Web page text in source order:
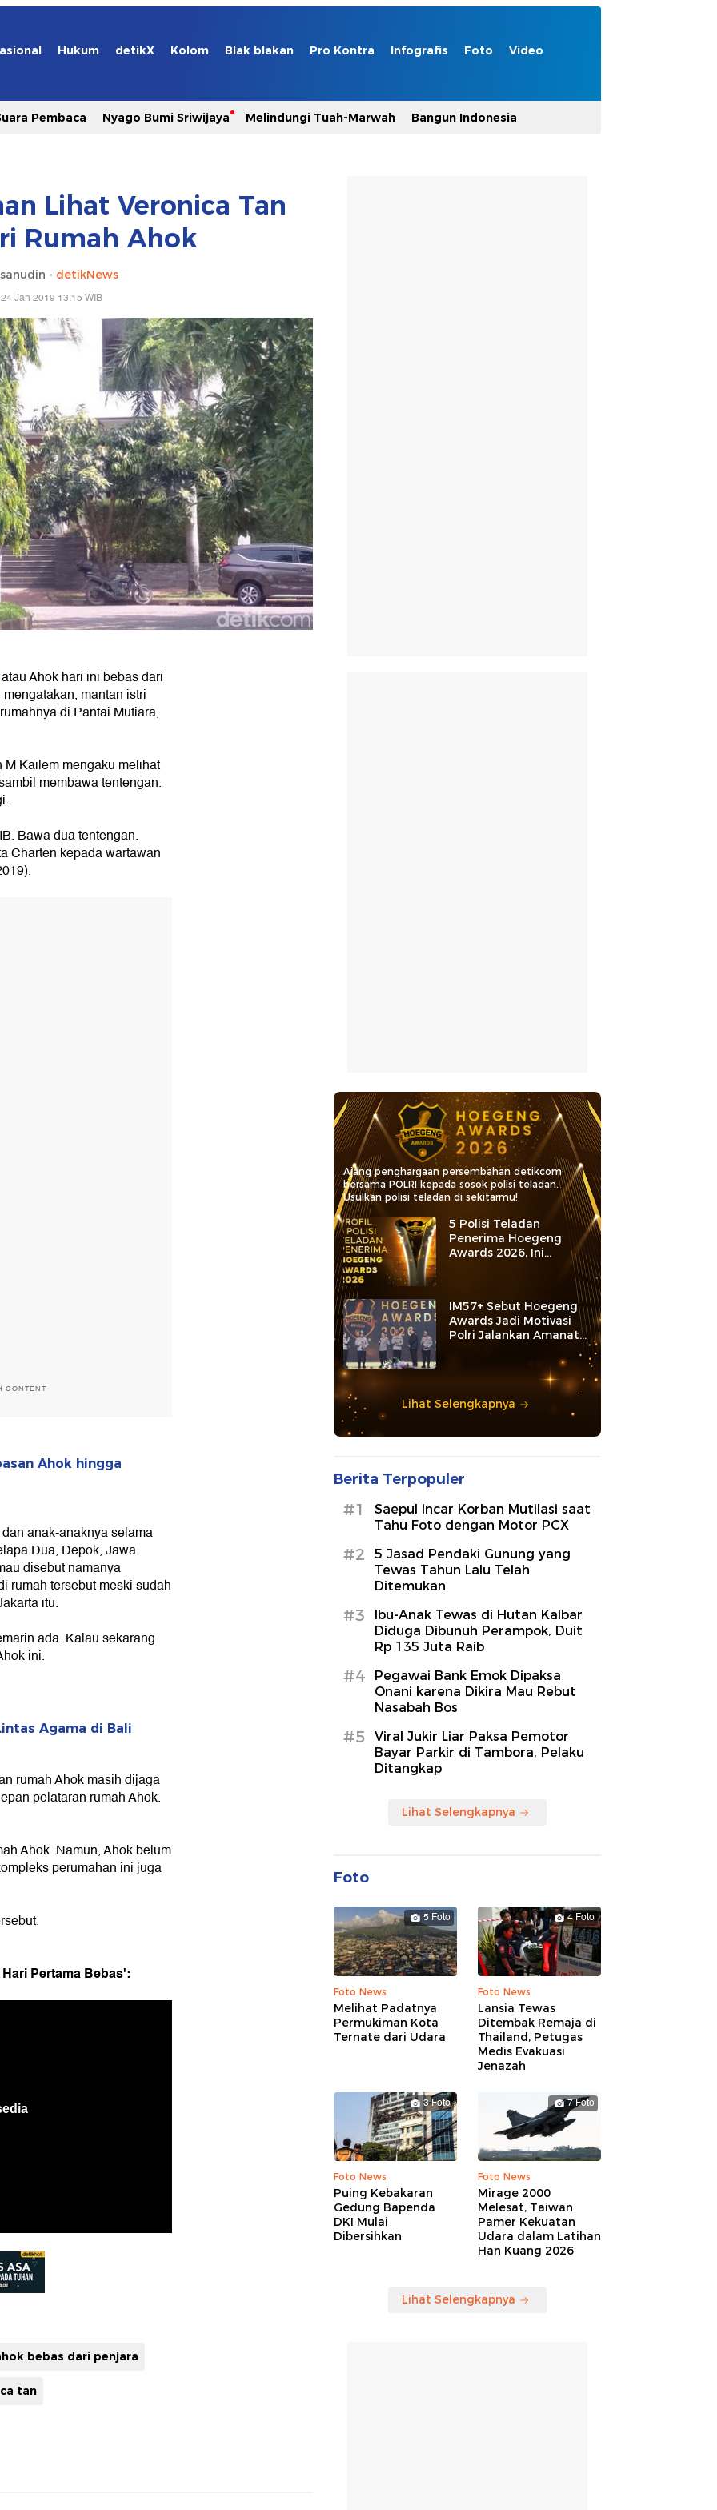
Hukum detikX Kolom Blak blakan Pro Kontra Infografis Foto Video
Pembaca Nyago Bumi Sriwijaya Melindungi Tuah-Marwah Bangun Indonesia
Lihat Veronica Tan
Rumah Ahok
- detikNews
Jan 2019 13:15 WIB
atau Ahok hari ini bebas dari
mantan istri
di Pantai Mutiara,
Kailem mengaku melihat
membawa tentengan.
Bawa dua tentengan.
Charten kepada wartawan
CONTENT
Ahok hingga
anak-anaknya selama
Dua, Depok, Jawa
disebut namanya
rumah tersebut meski sudah
itu.
ada. Kalau sekarang
ini.
Agama di Bali
rumah Ahok masih dijaga
pelataran rumah Ahok.
Ahok. Namun, Ahok belum
perumahan ini juga
Pertama Bebas':
bebas dari penjara
tan
Ajang penghargaan persembahan detikcom
bersama POLRI kepada sosok polisi teladan.
Usulkan polisi teladan di sekitarmu!
5 Polisi Teladan
Penerima Hoegeng
Awards 2026, Ini
Kategori dan Kiprahnya
IM57+ Sebut Hoegeng
Awards Jadi Motivasi
Polri Jalankan Amanat
Lihat Selengkapnya
Berita Terpopuler
#1
Saepul Incar Korban Mutilasi saat
Tahu Foto dengan Motor PCX
#2
5 Jasad Pendaki Gunung yang
Tewas Tahun Lalu Telah
Ditemukan
#3
Ibu-Anak Tewas di Hutan Kalbar
Diduga Dibunuh Perampok, Duit
Rp 135 Juta Raib
#4
Pegawai Bank Emok Dipaksa
Onani karena Dikira Mau Rebut
Nasabah Bos
#5
Viral Jukir Liar Paksa Pemotor
Bayar Parkir di Tambora, Pelaku
Ditangkap
Lihat Selengkapnya
Foto
5 Foto
Foto News
Melihat Padatnya
Permukiman Kota
Ternate dari Udara
4 Foto
Foto News
Lansia Tewas
Ditembak Remaja di
Thailand, Petugas
Medis Evakuasi
Jenazah
3 Foto
Foto News
Puing Kebakaran
Gedung Bapenda
DKI Mulai
Dibersihkan
7 Foto
Foto News
Mirage 2000
Melesat, Taiwan
Pamer Kekuatan
Udara dalam Latihan
Han Kuang 2026
Lihat Selengkapnya